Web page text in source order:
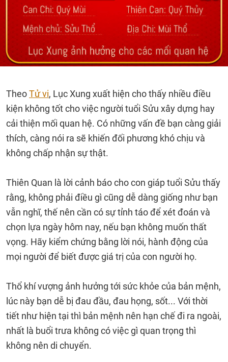
TheoTử vi, Lục Xung xuất hiện cho thấy nhiều điều
kiện không tốt cho việc người tuổi Sửu xây dựng hay
cải thiện mối quan hệ. Có những vấn đề bạn càng giải
thích, càng nói ra sẽ khiến đối phương khó chịu và
không chấp nhận sự thật.
Thiên Quan là lời cảnh báo cho con giáp tuổi Sửu thấy
rằng, không phải điều gì cũng dễ dàng giống như bạn
vẫn nghĩ, thế nên cần có sự tỉnh táo để xét đoán và
chọn lựa ngày hôm nay, nếu bạn không muốn thất
vọng. Hãy kiểm chứng bằng lời nói, hành động của
mọi người để biết được giá trị của con người họ.
Thổ khí vượng ảnh hưởng tới sức khỏe của bản mệnh,
lúc này bạn dễ bị đau đầu, đau họng, sốt... Với thời
tiết như hiện tại thì bản mệnh nên hạn chế đi ra ngoài,
nhất là buổi trưa không có việc gì quan trọng thì
không nên di chuyển.